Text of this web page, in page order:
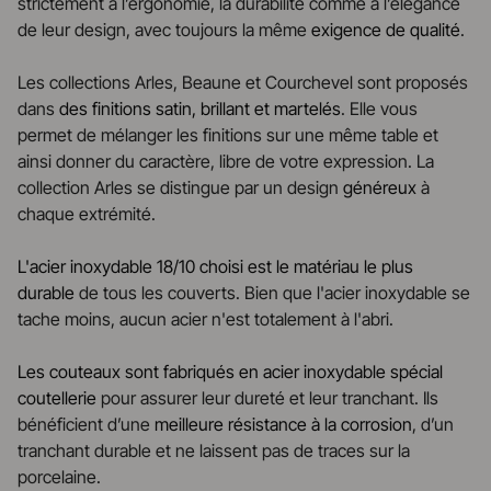
de leur design, avec toujours la même exigence de qualité.
Les collections Arles, Beaune et Courchevel sont proposés
dans des finitions satin, brillant et martelés. Elle vous
permet de mélanger les finitions sur une même table et
ainsi donner du caractère, libre de votre expression. La
collection Arles se distingue par un design généreux à
chaque extrémité.
L'acier inoxydable 18/10 choisi est le matériau le plus
durable de tous les couverts. Bien que l'acier inoxydable se
tache moins, aucun acier n'est totalement à l'abri.
Les couteaux sont fabriqués en acier inoxydable spécial
coutellerie pour assurer leur dureté et leur tranchant. Ils
bénéficient d’une meilleure résistance à la corrosion, d’un
tranchant durable et ne laissent pas de traces sur la
porcelaine.